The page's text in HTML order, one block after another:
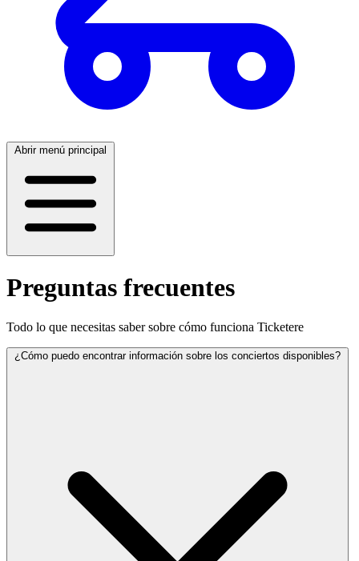
Abrir menú principal
Preguntas frecuentes
Todo lo que necesitas saber sobre cómo funciona Ticketere
¿Cómo puedo encontrar información sobre los conciertos disponibles?